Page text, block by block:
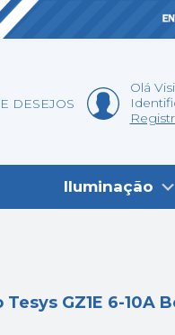
DESEJOS
Olá
Iluminação
GZ1E 6-10A